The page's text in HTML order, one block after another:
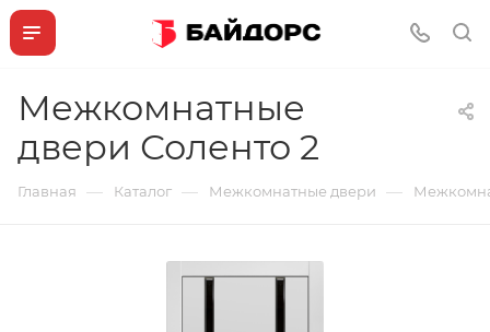
Межкомнатные
двери Соленто 2
Главная — Каталог — Межкомнатные двери —